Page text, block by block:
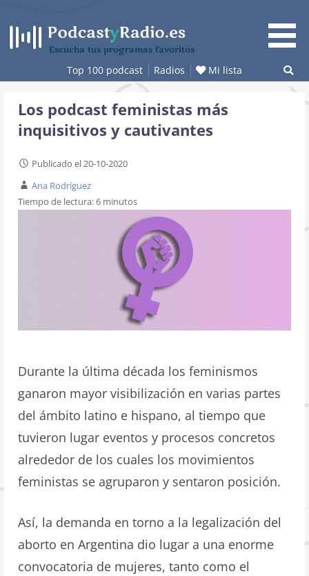
contenido
Escucha tus programas favoritos
Top 100 podcast Radios Mi lista
Los podcast feministas más
inquisitivos y cautivantes
Publicado el 20-10-2020
Ana Rodríguez
Tiempo de lectura:6 minutos
Durante la última década los feminismos
ganaron mayor visibilización en varias partes
del ámbito latino e hispano, al tiempo que
tuvieron lugar eventos y procesos concretos
alrededor de los cuales los movimientos
feministas se agruparon y sentaron posición.
Así, la demanda en torno a la legalización del
aborto en Argentina dio lugar a una enorme
convocatoria de mujeres, tanto como el